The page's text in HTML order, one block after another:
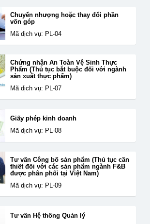
Chuyển nhượng hoặc thay đổi phần
vốn góp
Mã dịch vụ: PL-04
Chứng nhận An Toàn Vệ Sinh Thực
Phẩm (Thủ tục bắt buộc đối với ngành
sản xuất thực phẩm)
Mã dịch vụ: PL-07
Giấy phép kinh doanh
Mã dịch vụ: PL-08
Tư vấn Công bố sản phẩm (Thủ tục cần
thiết đối với các sản phẩm ngành F&B
được phân phối tại Việt Nam)
Mã dịch vụ: PL-09
Tư vấn Hệ thống Quản lý